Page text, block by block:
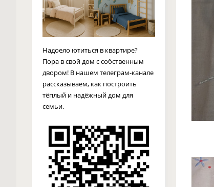
Надоело ютиться в квартире?
Пора в свой дом с собственным
двором! В нашем телеграм-канале
рассказываем, как построить
тёплый и надёжный дом для
семьи.